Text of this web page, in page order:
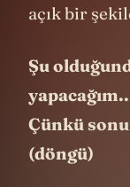
açık bir
Şu
Çünkü
(döngü)